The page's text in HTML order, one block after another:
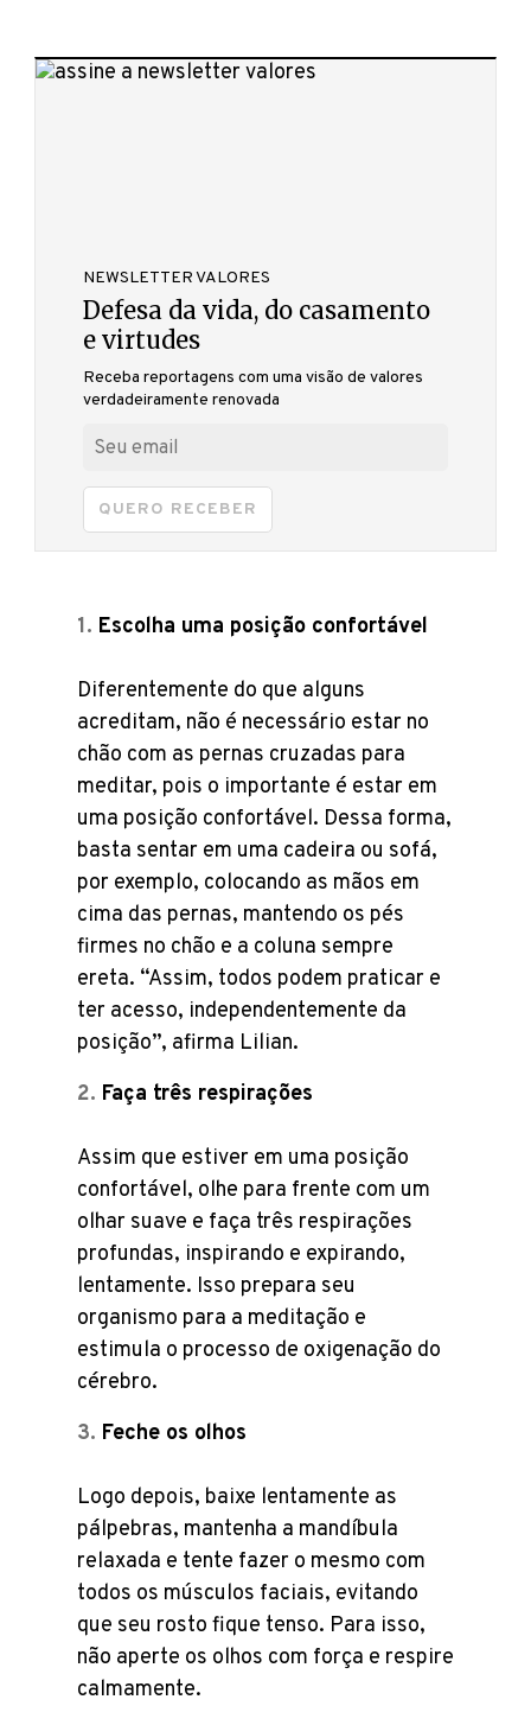
NEWSLETTER VALORES
Defesa da vida, do casamento
e virtudes
Receba reportagens com uma visão de valores
verdadeiramente renovada
QUERO RECEBER
Escolha uma posição confortável
Diferentemente do que alguns
acreditam, não é necessário estar no
chão com as pernas cruzadas para
meditar, pois o importante é estar em
uma posição confortável. Dessa forma,
basta sentar em uma cadeira ou sofá,
por exemplo, colocando as mãos em
cima das pernas, mantendo os pés
firmes no chão e a coluna sempre
ereta. “Assim, todos podem praticar e
ter acesso, independentemente da
posição”, afirma Lilian.
Faça três respirações
Assim que estiver em uma posição
confortável, olhe para frente com um
olhar suave e faça três respirações
profundas, inspirando e expirando,
lentamente. Isso prepara seu
organismo para a meditação e
estimula o processo de oxigenação do
cérebro.
Feche os olhos
Logo depois, baixe lentamente as
pálpebras, mantenha a mandíbula
relaxada e tente fazer o mesmo com
todos os músculos faciais, evitando
que seu rosto fique tenso. Para isso,
não aperte os olhos com força e respire
calmamente.